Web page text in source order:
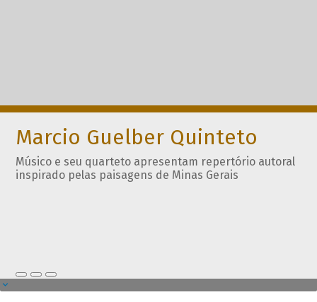
Marcio Guelber Quinteto
Músico e seu quarteto apresentam repertório autoral
inspirado pelas paisagens de Minas Gerais